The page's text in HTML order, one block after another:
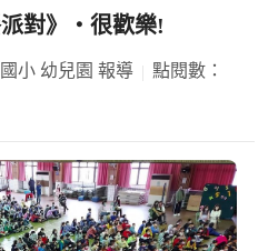
對》‧很歡樂!
小 幼兒園 報導
點閱數：